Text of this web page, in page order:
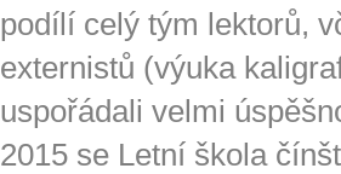
podílí celý tým lektorů,
externistů (výuka
uspořádali velmi
2015 se Letní škola